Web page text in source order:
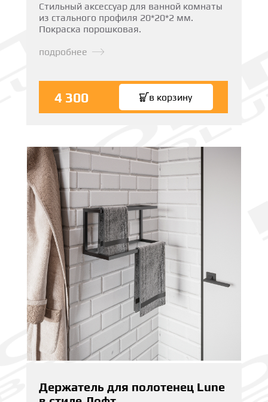
Стильный аксессуар для ванной комнаты
из стального профиля 20*20*2 мм.
Покраска порошковая.
подробнее
4 300 в корзину
Держатель для полотенец Lune